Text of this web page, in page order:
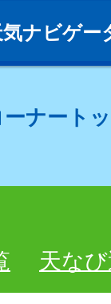
ナビゲー
ーナート
天な